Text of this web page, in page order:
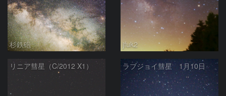
杉鉄砲 jfuk2
リニア彗星（C/2012 X1） ラブジョイ彗星 1月10日